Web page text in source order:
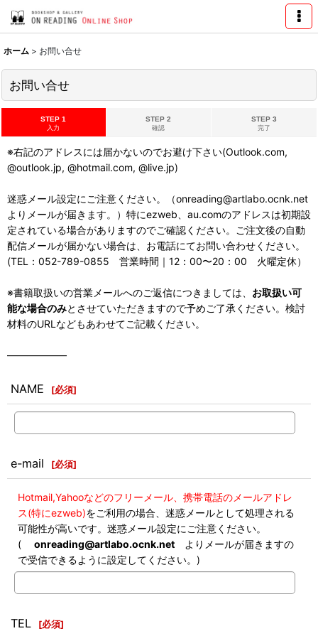
ホーム > お問い合せ
お問い合せ
STEP 1
入力
STEP 2
確認
STEP 3
完了
※右記のアドレスには届かないのでお避け下さい(Outlook.com,
@outlook.jp, @hotmail.com, @live.jp)
迷惑メール設定にご注意ください。（onreading@artlabo.ocnk.net
よりメールが届きます。）特にezweb、au.comのアドレスは初期設
定されている場合がありますのでご確認ください。ご注文後の自動
配信メールが届かない場合は、お電話にてお問い合わせください。
(TEL：052-789-0855 営業時間｜12：00〜20：00 火曜定休）
※書籍取扱いの営業メールへのご返信につきましては、 お取扱い可
能な場合のみとさせていただきますので予めご了承ください。検討
材料のURLなどもあわせてご記載ください。
――――――
NAME [必須]
e-mail [必須]
Hotmail,Yahooなどのフリーメール、携帯電話のメールアドレ
ス(特にezweb)をご利用の場合、迷惑メールとして処理される
可能性が高いです。迷惑メール設定にご注意ください。
( onreading@artlabo.ocnk.net よりメールが届きますの
で受信できるように設定してください。)
TEL [必須]